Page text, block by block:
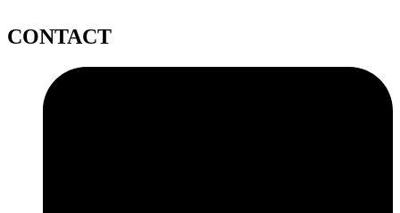
CONTACT